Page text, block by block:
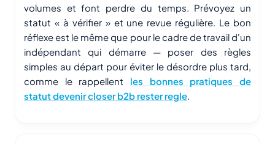
volumes et font perdre du temps. Prévoyez un
statut « à vérifier » et une revue régulière. Le bon
réflexe est le même que pour le cadre de travail d'un
indépendant qui démarre — poser des règles
simples au départ pour éviter le désordre plus tard,
comme le rappellent les bonnes pratiques de
statut devenir closer b2b rester regle.